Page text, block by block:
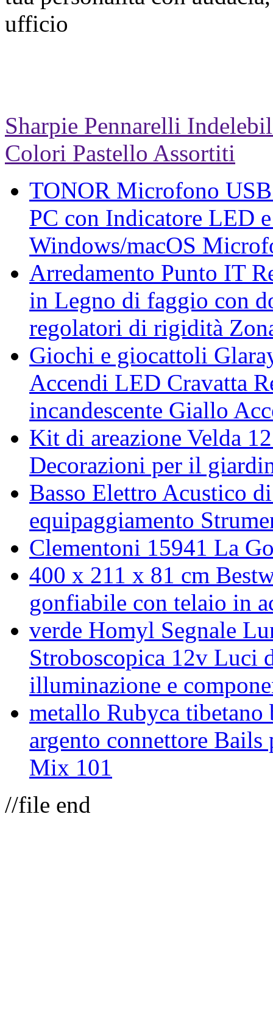
ufficio
Sharpie Pennarelli
Colori Pastello Assortiti
TONOR Microfono USB
PC con Indicatore LED
Windows/macOS
Arredamento Punto IT
in Legno di faggio con
regolatori di rigidità
Giochi e giocattoli
Accendi LED Cravatta
incandescente Giallo
Kit di areazione Velda
Decorazioni per il
Basso Elettro Acustico
equipaggiamento
Clementoni 15941 La
400 x 211 x 81 cm
gonfiabile con telaio in
verde Homyl Segnale
Stroboscopica 12v Luci
illuminazione e
metallo Rubyca
argento connettore
Mix 101
//file end